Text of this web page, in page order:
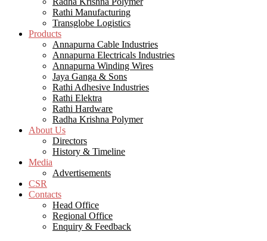
Rathi Manufacturing
Transglobe Logistics
Products
Annapurna Cable Industries
Annapurna Electricals Industries
Annapurna Winding Wires
Jaya Ganga & Sons
Rathi Adhesive Industries
Rathi Elektra
Rathi Hardware
Radha Krishna Polymer
About Us
Directors
History & Timeline
Media
Advertisements
CSR
Contacts
Head Office
Regional Office
Enquiry & Feedback